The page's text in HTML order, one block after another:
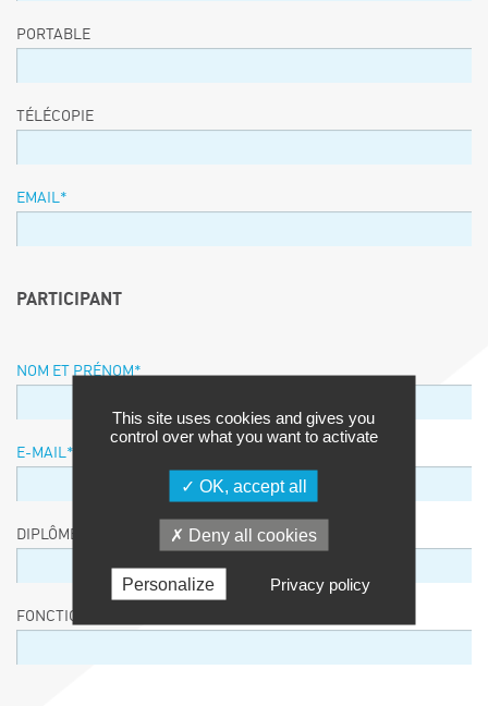
PORTABLE
TÉLÉCOPIE
EMAIL *
PARTICIPANT
NOM ET PRÉNOM *
E-MAIL *
DIPLÔME / EQUIVALENCE / NIVEAU
FONCTION
This site uses cookies and gives you
control over what you want to activate
OK, accept all
Deny all cookies
Personalize Privacy policy